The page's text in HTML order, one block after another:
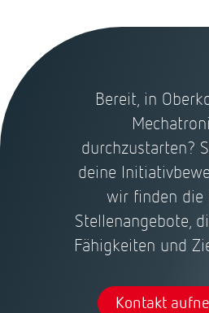
Bereit, in
durchzustarten?
deine
wir finden die
Stellenangebote,
Fähigkeiten und
Kontakt